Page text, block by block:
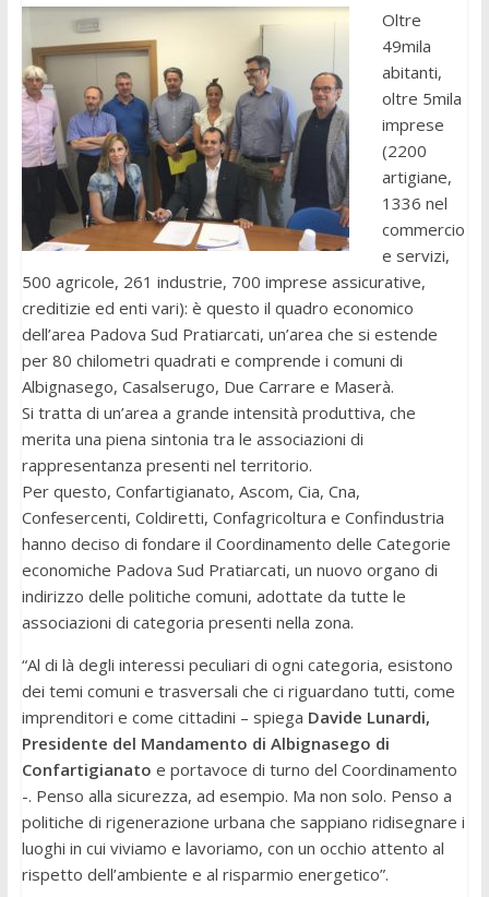
Oltre
49mila
abitanti,
oltre 5mila
imprese
(2200
artigiane,
1336 nel
commercio
e servizi,
500 agricole, 261 industrie, 700 imprese assicurative,
creditizie ed enti vari): è questo il quadro economico
dell’area Padova Sud Pratiarcati, un’area che si estende
per 80 chilometri quadrati e comprende i comuni di
Albignasego, Casalserugo, Due Carrare e Maserà.
Si tratta di un’area a grande intensità produttiva, che
merita una piena sintonia tra le associazioni di
rappresentanza presenti nel territorio.
Per questo, Confartigianato, Ascom, Cia, Cna,
Confesercenti, Coldiretti, Confagricoltura e Confindustria
hanno deciso di fondare il Coordinamento delle Categorie
economiche Padova Sud Pratiarcati, un nuovo organo di
indirizzo delle politiche comuni, adottate da tutte le
associazioni di categoria presenti nella zona.
“Al di là degli interessi peculiari di ogni categoria, esistono
dei temi comuni e trasversali che ci riguardano tutti, come
imprenditori e come cittadini – spiega Davide Lunardi,
Presidente del Mandamento di Albignasego di
Confartigianato e portavoce di turno del Coordinamento
-. Penso alla sicurezza, ad esempio. Ma non solo. Penso a
politiche di rigenerazione urbana che sappiano ridisegnare i
luoghi in cui viviamo e lavoriamo, con un occhio attento al
rispetto dell’ambiente e al risparmio energetico”.